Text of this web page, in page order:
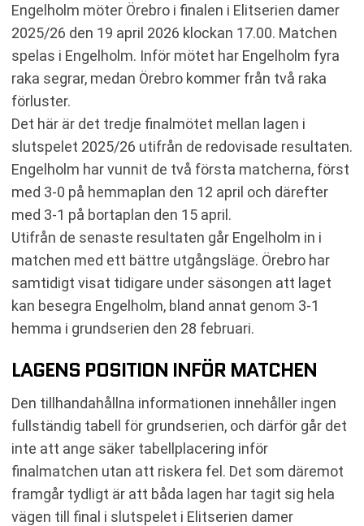
RELATERADE NYHETER
Engelholm möter Örebro i finalen i Elitserien damer
2025/26 den 19 april 2026 klockan 17.00. Matchen
spelas i Engelholm. Inför mötet har Engelholm fyra
raka segrar, medan Örebro kommer från två raka
förluster.
Det här är det tredje finalmötet mellan lagen i
slutspelet 2025/26 utifrån de redovisade resultaten.
Engelholm har vunnit de två första matcherna, först
med 3-0 på hemmaplan den 12 april och därefter
med 3-1 på bortaplan den 15 april.
Utifrån de senaste resultaten går Engelholm in i
matchen med ett bättre utgångsläge. Örebro har
samtidigt visat tidigare under säsongen att laget
kan besegra Engelholm, bland annat genom 3-1
hemma i grundserien den 28 februari.
LAGENS POSITION INFÖR MATCHEN
Den tillhandahållna informationen innehåller ingen
fullständig tabell för grundserien, och därför går det
inte att ange säker tabellplacering inför
finalmatchen utan att riskera fel. Det som däremot
framgår tydligt är att båda lagen har tagit sig hela
vägen till final i slutspelet i Elitserien damer